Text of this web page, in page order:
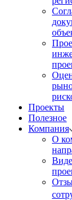
Проекты
Полезное
Компания
О